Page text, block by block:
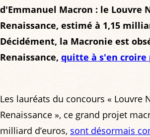
d'Emmanuel Macron : le Louvre
Renaissance, estimé à 1,15
Décidément, la Macronie est
Renaissance, quitte à s'en
Les lauréats du concours « Louvre
Renaissance », ce grand projet
milliard d’euros, sont désormais